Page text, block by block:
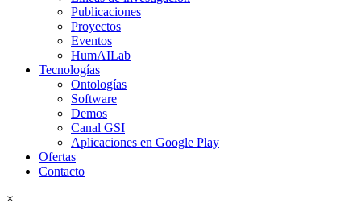
Publicaciones
Proyectos
Eventos
HumAILab
Tecnologías
Ontologías
Software
Demos
Canal GSI
Aplicaciones en Google Play
Ofertas
Contacto
×